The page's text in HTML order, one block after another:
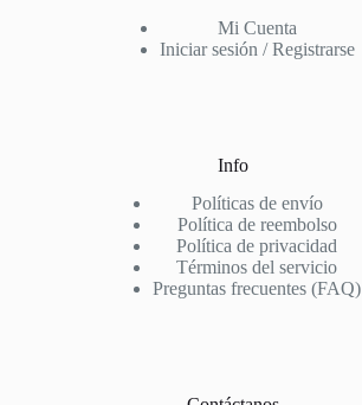
Mi Cuenta
Iniciar sesión / Registrarse
Info
Políticas de envío
Política de reembolso
Política de privacidad
Términos del servicio
Preguntas frecuentes (FAQ)